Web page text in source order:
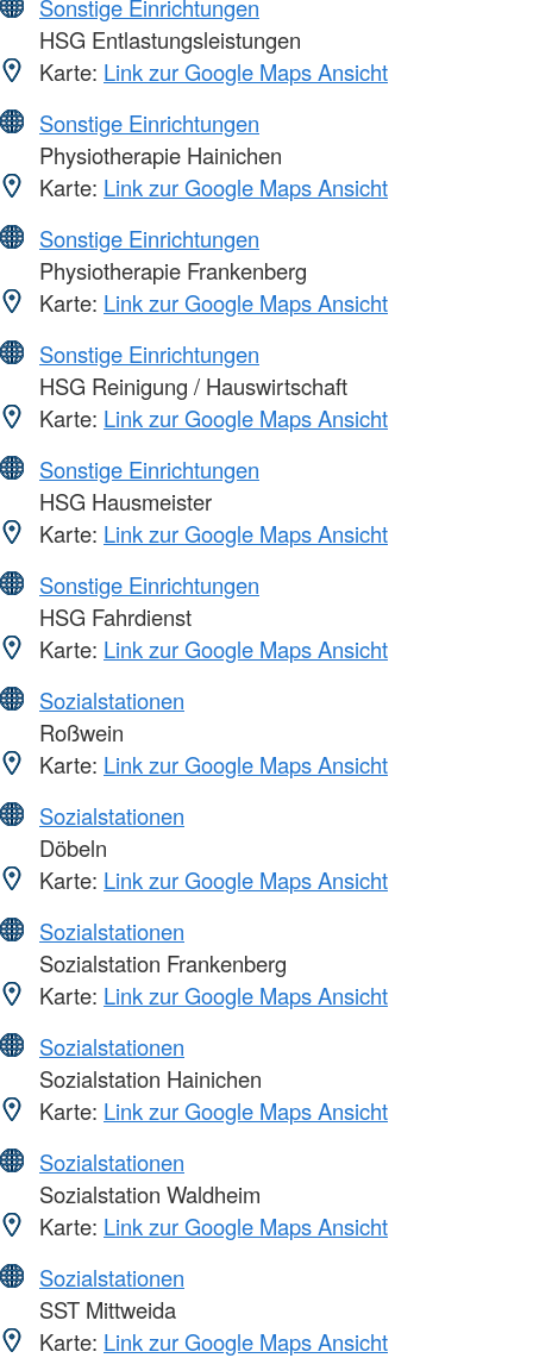
Sonstige Einrichtungen
HSG Entlastungsleistungen
Karte: Link zur Google Maps Ansicht
Sonstige Einrichtungen
Physiotherapie Hainichen
Karte: Link zur Google Maps Ansicht
Sonstige Einrichtungen
Physiotherapie Frankenberg
Karte: Link zur Google Maps Ansicht
Sonstige Einrichtungen
HSG Reinigung / Hauswirtschaft
Karte: Link zur Google Maps Ansicht
Sonstige Einrichtungen
HSG Hausmeister
Karte: Link zur Google Maps Ansicht
Sonstige Einrichtungen
HSG Fahrdienst
Karte: Link zur Google Maps Ansicht
Sozialstationen
Roßwein
Karte: Link zur Google Maps Ansicht
Sozialstationen
Döbeln
Karte: Link zur Google Maps Ansicht
Sozialstationen
Sozialstation Frankenberg
Karte: Link zur Google Maps Ansicht
Sozialstationen
Sozialstation Hainichen
Karte: Link zur Google Maps Ansicht
Sozialstationen
Sozialstation Waldheim
Karte: Link zur Google Maps Ansicht
Sozialstationen
SST Mittweida
Karte: Link zur Google Maps Ansicht